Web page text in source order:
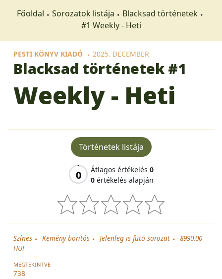
Főoldal Sorozatok listája
Blacksad történetek
#1 Weekly - Heti
PESTI KÖNYV KIADÓ 2025. DECEMBER
Blacksad történetek #1
Weekly - Heti
Történetek listája
0 Átlagos értékelés 0
0 értékelés alapján
Színes Kemény borítós Jelenleg is futó sorozat
8990.00
HUF
MEGTEKINTVE
738